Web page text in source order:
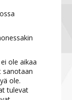
ole aikaa
sanotaan
ole.
tulevat